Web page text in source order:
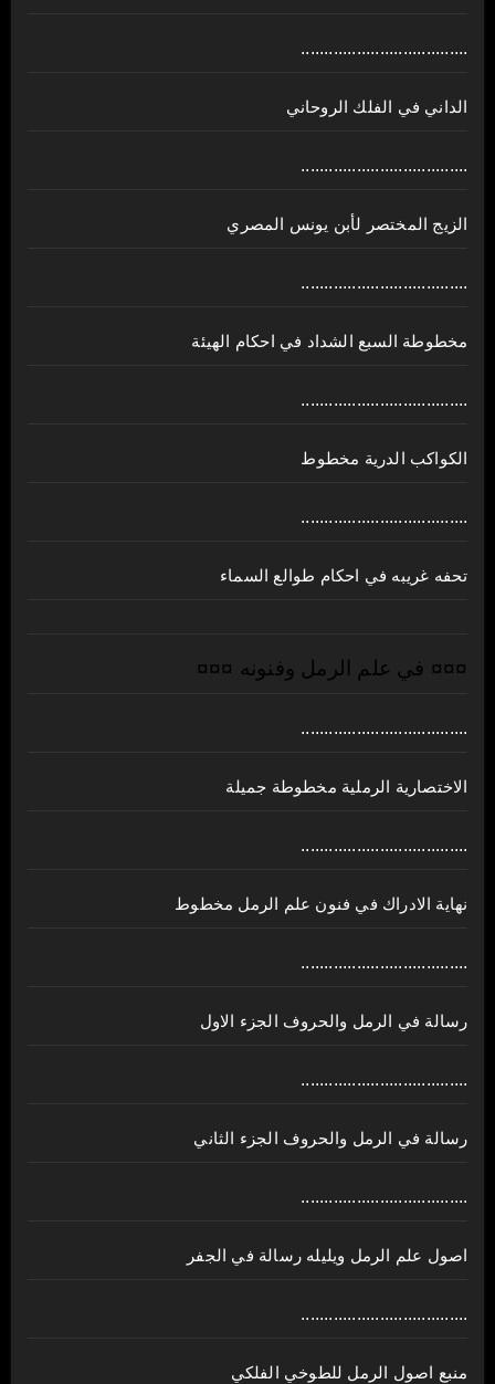
....................................
الداني في الفلك الروحاني
....................................
الزيج المختصر لأبن يونس المصري
....................................
مخطوطة السبع الشداد في احكام الهيئة
....................................
الكواكب الدرية مخطوط
....................................
تحفه غريبه في احكام طوالع السماء
¤¤¤ في علم الرمل وفنونه ¤¤¤
....................................
الاختصارية الرملية مخطوطة جميلة
....................................
نهاية الادراك في فنون علم الرمل مخطوط
....................................
رسالة في الرمل والحروف الجزء الاول
....................................
رسالة في الرمل والحروف الجزء الثاني
....................................
اصول علم الرمل ويليله رسالة في الجفر
....................................
منبع اصول الرمل للطوخي الفلكي